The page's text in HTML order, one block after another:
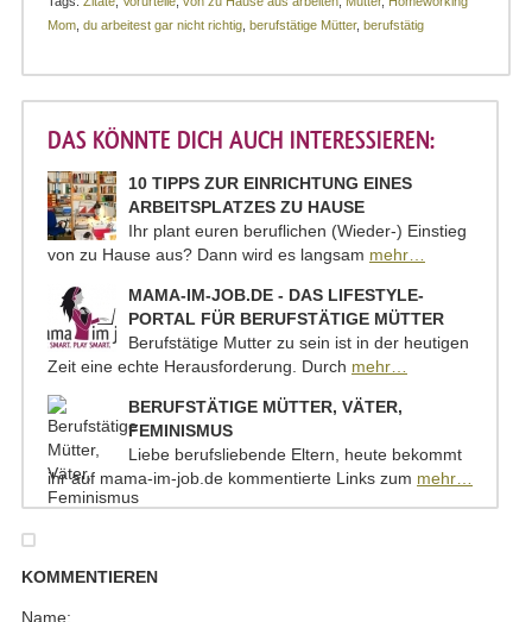
Mom du arbeitest gar nicht richtig berufstätige Mütter, berufstätig
DAS KÖNNTE DICH AUCH INTERESSIEREN:
10 TIPPS ZUR EINRICHTUNG EINES
ARBEITSPLATZES ZU HAUSE
Ihr plant euren beruflichen (Wieder-) Einstieg
von zu Hause aus? Dann wird es langsam mehr…
MAMA-IM-JOB.DE - DAS LIFESTYLE-
PORTAL FÜR BERUFSTÄTIGE MÜTTER
Berufstätige Mutter zu sein ist in der heutigen
Zeit eine echte Herausforderung. Durch mehr…
BERUFSTÄTIGE MÜTTER, VÄTER,
FEMINISMUS
Liebe berufsliebende Eltern, heute bekommt
ihr auf mama-im-job.de kommentierte Links zum mehr…
KOMMENTIEREN
Name: